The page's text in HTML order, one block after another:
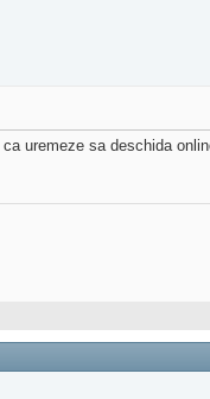
uremeze sa deschida